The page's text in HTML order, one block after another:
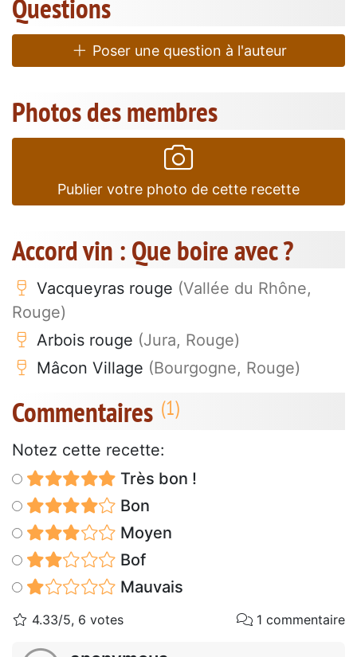
Questions
Poser une question à l'auteur
Photos des membres
Publier votre photo de cette recette
Accord vin : Que boire avec ?
Vacqueyras rouge (Vallée du Rhône,
Rouge)
Arbois rouge (Jura, Rouge)
Mâcon Village (Bourgogne, Rouge)
Commentaires
Notez cette recette:
Très bon !
Bon
Moyen
Bof
Mauvais
4.33/5, 6 votes 1 commentaire